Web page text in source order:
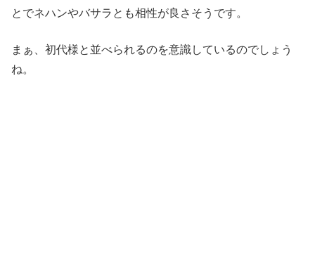
とでネハンやバサラとも相性が良さそうです。
まぁ、初代様と並べられるのを意識しているのでしょう
ね。